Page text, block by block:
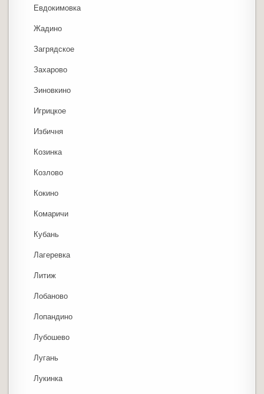
Евдокимовка
Жадино
Загрядское
Захарово
Зиновкино
Игрицкое
Избичня
Козинка
Козлово
Кокино
Комаричи
Кубань
Лагеревка
Литиж
Лобаново
Лопандино
Лубошево
Лугань
Лукинка